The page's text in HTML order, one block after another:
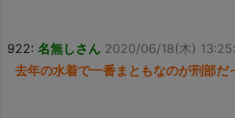
922: 名無しさん 2020/06/18(木)
去年の水着で一番まともなのが刑部だ